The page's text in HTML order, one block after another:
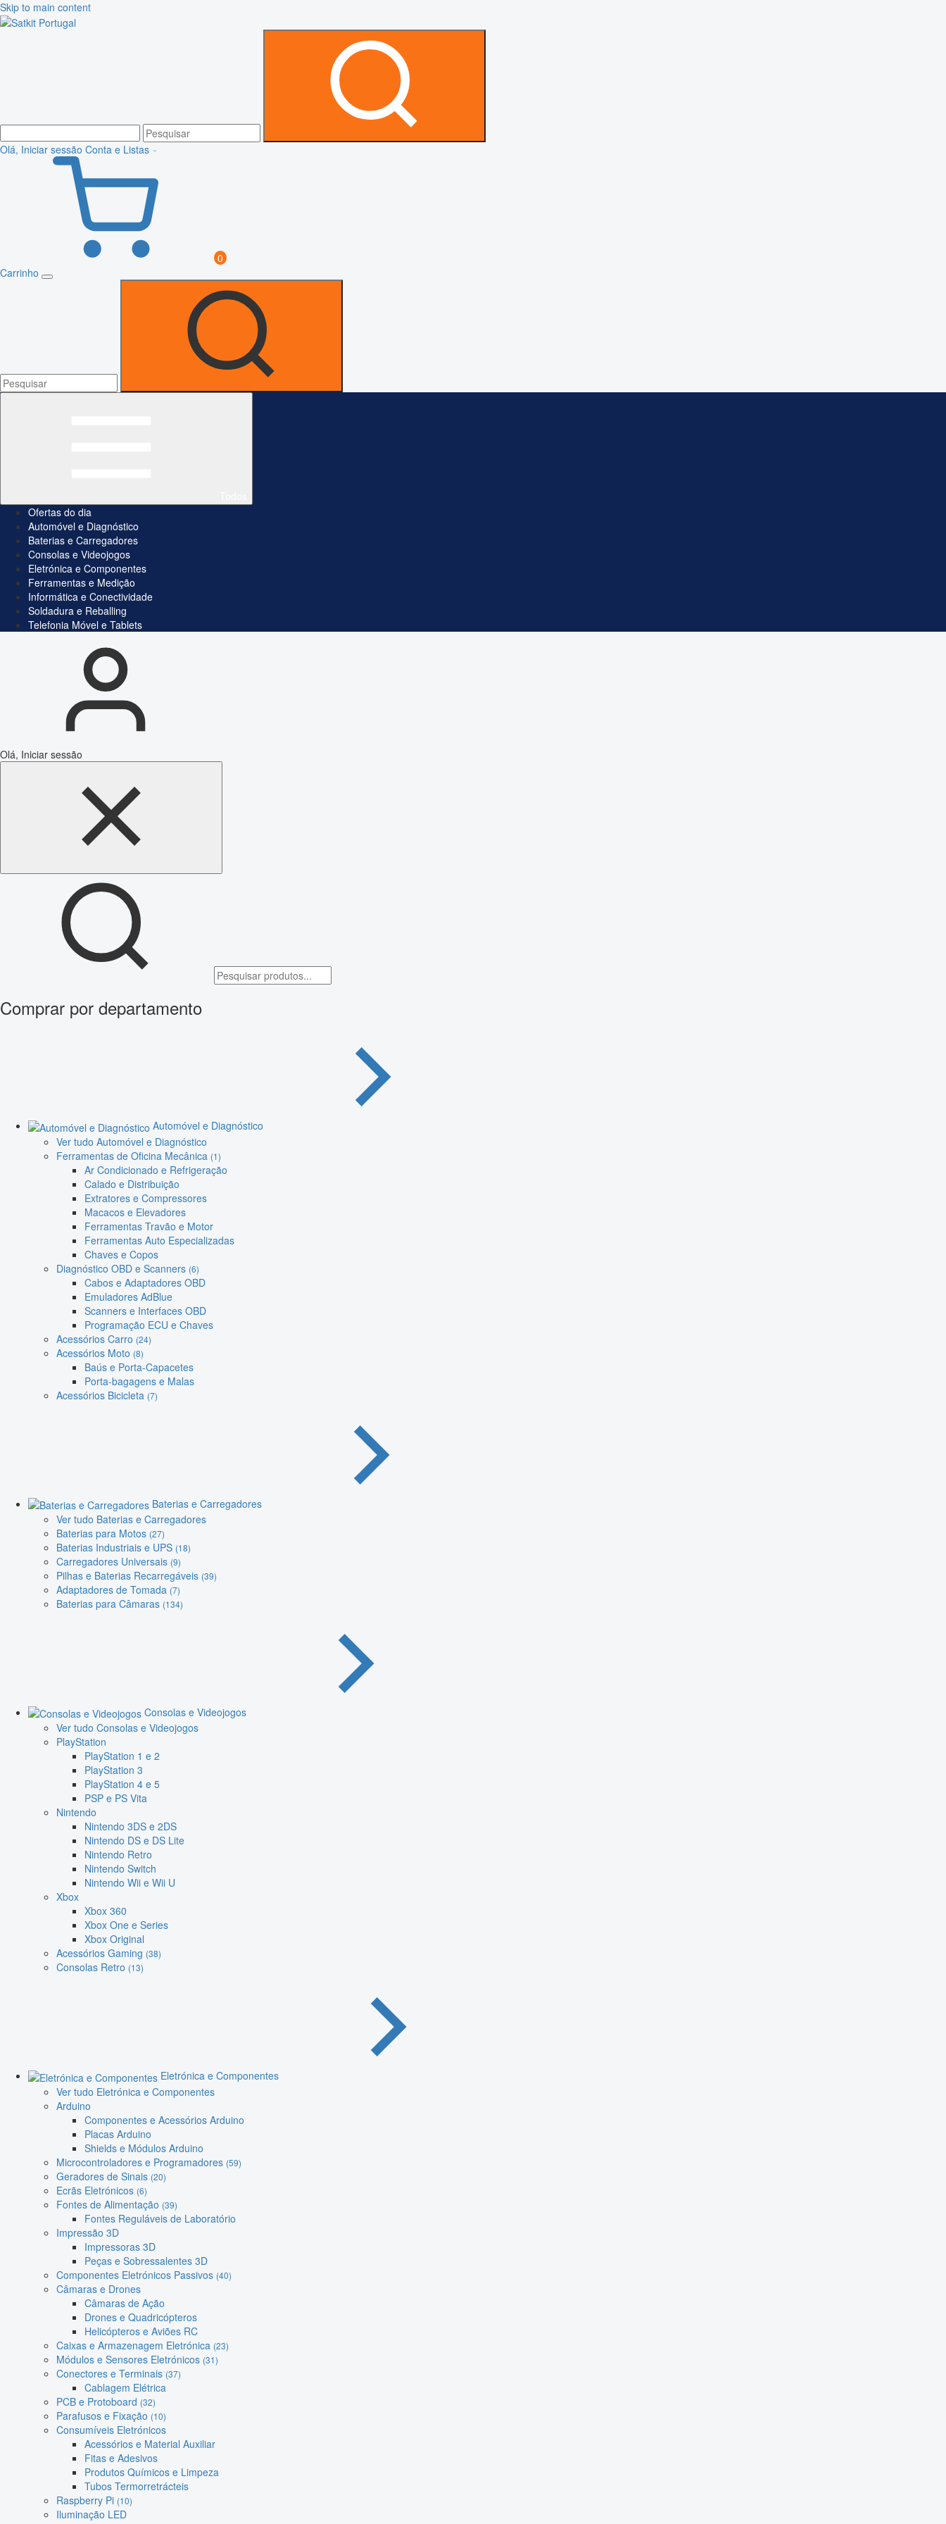
Skip to main content
Olá, Iniciar sessão Conta e Listas
0
Carrinho
Ofertas do dia
Automóvel e Diagnóstico
Baterias e Carregadores
Consolas e Videojogos
Eletrónica e Componentes
Ferramentas e Medição
Informática e Conectividade
Soldadura e Reballing
Telefonia Móvel e Tablets
Olá, Iniciar sessão
Comprar por departamento
Automóvel e Diagnóstico
Ver tudo Automóvel e Diagnóstico
Ferramentas de Oficina Mecânica (1)
Ar Condicionado e Refrigeração
Calado e Distribuição
Extratores e Compressores
Macacos e Elevadores
Ferramentas Travão e Motor
Ferramentas Auto Especializadas
Chaves e Copos
Diagnóstico OBD e Scanners (6)
Cabos e Adaptadores OBD
Emuladores AdBlue
Scanners e Interfaces OBD
Programação ECU e Chaves
Acessórios Carro (24)
Acessórios Moto (8)
Baús e Porta-Capacetes
Porta-bagagens e Malas
Acessórios Bicicleta (7)
Baterias e Carregadores
Ver tudo Baterias e Carregadores
Baterias para Motos (27)
Baterias Industriais e UPS (18)
Carregadores Universais (9)
Pilhas e Baterias Recarregáveis (39)
Adaptadores de Tomada (7)
Baterias para Câmaras (134)
Consolas e Videojogos
Ver tudo Consolas e Videojogos
PlayStation
PlayStation 1 e 2
PlayStation 3
PlayStation 4 e 5
PSP e PS Vita
Nintendo
Nintendo 3DS e 2DS
Nintendo DS e DS Lite
Nintendo Retro
Nintendo Switch
Nintendo Wii e Wii U
Xbox
Xbox 360
Xbox One e Series
Xbox Original
Acessórios Gaming (38)
Consolas Retro (13)
Eletrónica e Componentes
Ver tudo Eletrónica e Componentes
Arduino
Componentes e Acessórios Arduino
Placas Arduino
Shields e Módulos Arduino
Microcontroladores e Programadores (59)
Geradores de Sinais (20)
Ecrãs Eletrónicos (6)
Fontes de Alimentação (39)
Fontes Reguláveis de Laboratório
Impressão 3D
Impressoras 3D
Peças e Sobressalentes 3D
Componentes Eletrónicos Passivos (40)
Câmaras e Drones
Câmaras de Ação
Drones e Quadricópteros
Helicópteros e Aviões RC
Caixas e Armazenagem Eletrónica (23)
Módulos e Sensores Eletrónicos (31)
Conectores e Terminais (37)
Cablagem Elétrica
PCB e Protoboard (32)
Parafusos e Fixação (10)
Consumíveis Eletrónicos
Acessórios e Material Auxiliar
Fitas e Adesivos
Produtos Químicos e Limpeza
Tubos Termorretrácteis
Raspberry Pi (10)
Iluminação LED